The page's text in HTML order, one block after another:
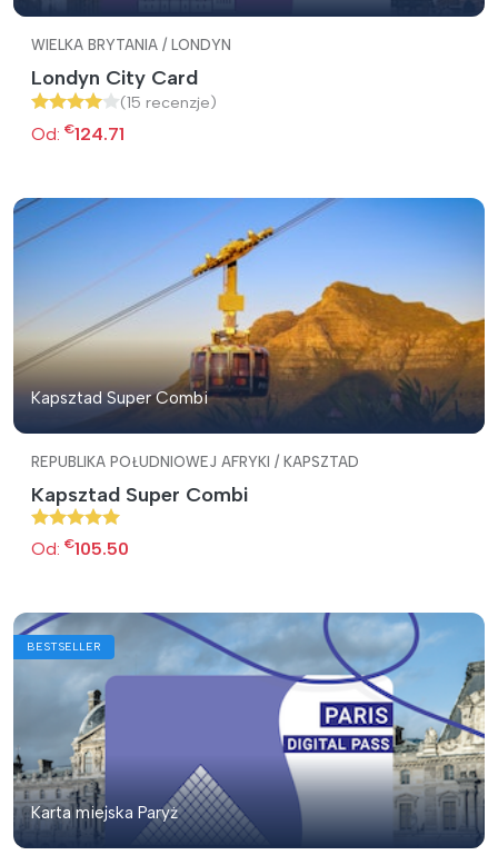
WIELKA BRYTANIA / LONDYN
Londyn City Card
(15 recenzje)
Od: €124.71
Kapsztad Super Combi
REPUBLIKA POŁUDNIOWEJ AFRYKI / KAPSZTAD
Kapsztad Super Combi
Od: €105.50
Karta miejska Paryż
BESTSELLER